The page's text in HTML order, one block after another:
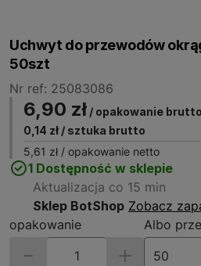
Uchwyt do przewodów
50szt
Nr ref: 25083086
6,90 zł / opakowanie brutto
0,14 zł / sztuka brutto
5,61 zł / opakowanie netto
1 Dostępność w sklepie
Aktualizacja co 15 min
Sklep BotShop Zobacz
opakowanie
Albo